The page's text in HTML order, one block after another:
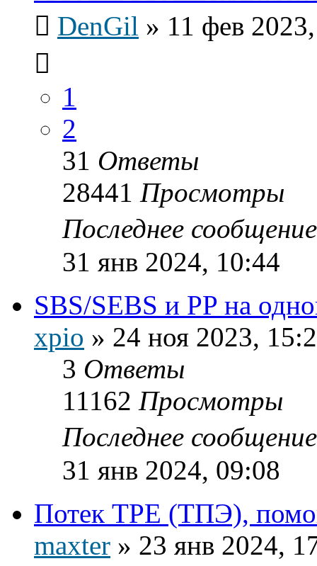
DenGil » 11 фев
1
2
31 Ответы
28441 Просмотры
Последнее
31 янв 2024, 10:44
SBS/SEBS и PP на
xpio » 24 ноя 2023,
3 Ответы
11162 Просмотры
Последнее
31 янв 2024, 09:08
Потек TPE (ТПЭ),
maxter » 23 янв 2024,